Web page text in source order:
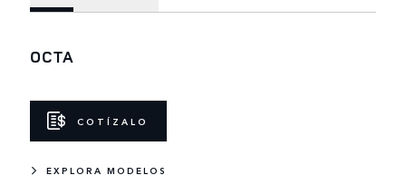
OCTA
COTÍZALO
EXPLORA MODELOS